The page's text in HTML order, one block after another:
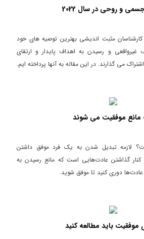
مثبت اندیشی بهترین توصیه های خود
غیرواقعی و رسیدن به اهداف پایدار و ارتقای
لازمه تبدیل شدن به یک فرد موفق داشتن
گذاشتن عادت‌هایی است که مانع رسیدن به
دوری کنید تا موفق شوید.